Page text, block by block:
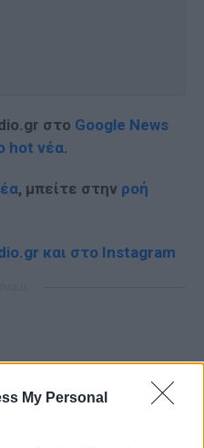
My Personal
στο Google News
hot νέα.
, μπείτε στην ροή
και στο Instagram